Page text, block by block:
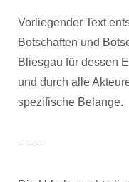
Vorliegender Text
Botschaften und
Bliesgau für dessen
und durch alle
spezifische Belange.
– – –